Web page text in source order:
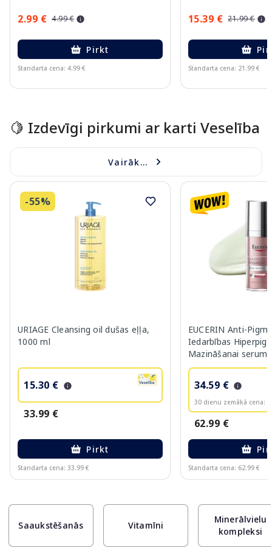
2.99 € 4.99 €
Pirkt
Standarta cena: 4.99 €
15.39 € 21.99 €
Standarta cena: 21.99 €
🍋 Izdevīgi pirkumi ar karti Veselība
Vairāk...
-55%
URIAGE Cleansing oil dušas eļļa,
1000 ml
15.30 €
33.99 €
Pirkt
Standarta cena: 33.99 €
EUCERIN Anti-
Iedarbības
Mazināšanai
34.59 €
30 dienu zemākā cena:
62.99 €
Standarta cena: 62.99 €
Saaukstēšanās Vitamīni
Minerālvielu
kompleksi